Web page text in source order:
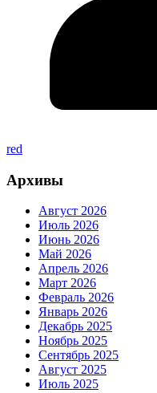
red
Архивы
Август 2026
Июль 2026
Июнь 2026
Май 2026
Апрель 2026
Март 2026
Февраль 2026
Январь 2026
Декабрь 2025
Ноябрь 2025
Сентябрь 2025
Август 2025
Июль 2025